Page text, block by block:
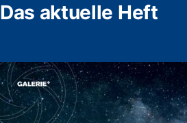
Das aktuelle Heft